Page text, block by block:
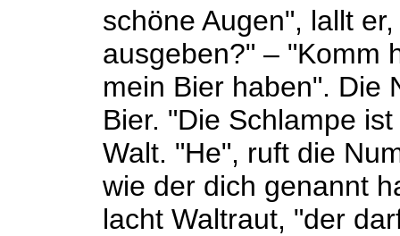
schöne Augen", lallt
ausgeben?" – "Komm
mein Bier haben". Die
Bier. "Die Schlampe
Walt. "He", ruft die
wie der dich genannt
lacht Waltraut, "der